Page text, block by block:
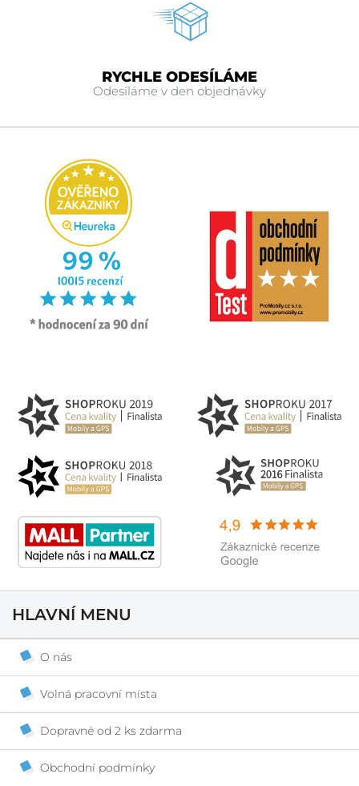
RYCHLE ODESÍLÁME
Odesíláme v den objednávky
HLAVNÍ MENU
O nás
Volná pracovní místa
Dopravné od 2 ks zdarma
Obchodní podmínky